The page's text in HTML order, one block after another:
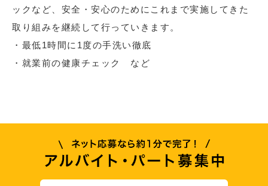
ックなど、安全・安心のためにこれまで実施してきた
取り組みを継続して行っていきます。
・最低1時間に1度の手洗い徹底
・就業前の健康チェック など